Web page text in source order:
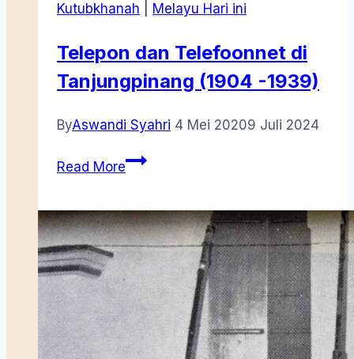
Kutubkhanah Melayu Hari ini
Telepon dan Telefoonnet di
Tanjungpinang (1904 -1939)
ByAswandi Syahri 4 Mei 20209 Juli 2024
Read MoreTelepon
di
Tanjungpinang